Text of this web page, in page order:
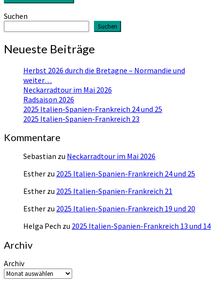
Suchen
Suchen
Neueste Beiträge
Herbst 2026 durch die Bretagne – Normandie und
weiter…
Neckarradtour im Mai 2026
Radsaison 2026
2025 Italien-Spanien-Frankreich 24 und 25
2025 Italien-Spanien-Frankreich 23
Kommentare
Sebastian zu Neckarradtour im Mai 2026
Esther zu 2025 Italien-Spanien-Frankreich 24 und 25
Esther zu 2025 Italien-Spanien-Frankreich 21
Esther zu 2025 Italien-Spanien-Frankreich 19 und 20
Helga Pech zu 2025 Italien-Spanien-Frankreich 13 und 14
Archiv
Archiv